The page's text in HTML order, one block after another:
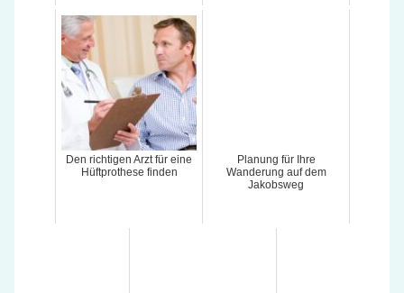
Den richtigen Arzt für eine
Hüftprothese finden
Planung für Ihre
Wanderung auf dem
Jakobsweg